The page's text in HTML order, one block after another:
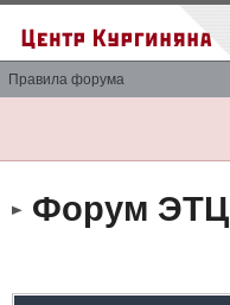
Правила форума
Форум ЭТЦ